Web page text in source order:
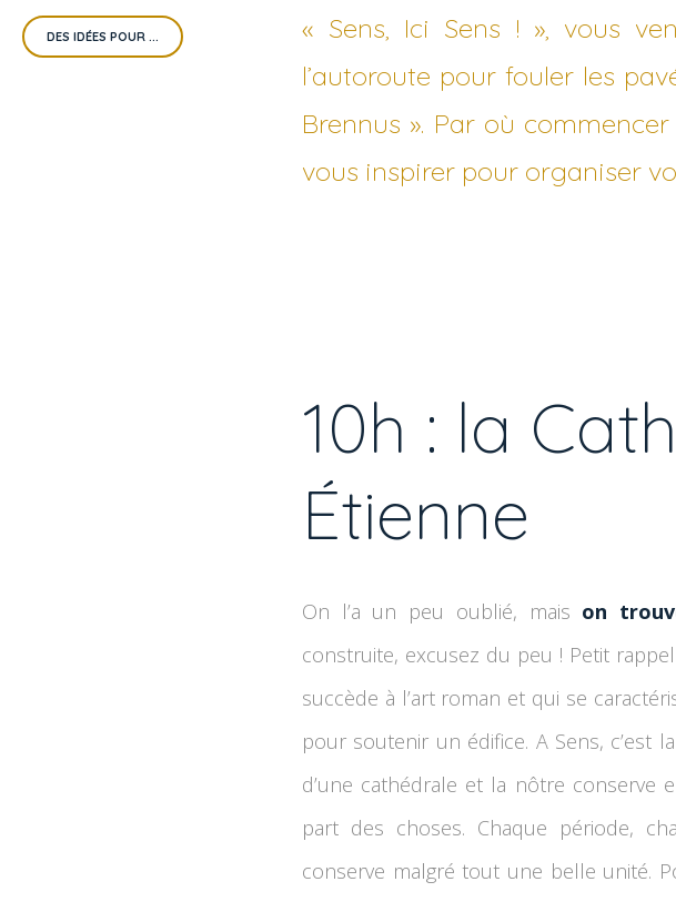
DES IDÉES POUR ...
« Sens, Ici Sens ! », vous
l’autoroute pour fouler les
Brennus ». Par où
vous inspirer pour organiser
10h : la
Étienne
On l’a un peu oublié, mais on
construite, excusez du peu ! Petit
succède à l’art roman et qui se
pour soutenir un édifice. A Sens, c’est
d’une cathédrale et la nôtre conserve
part des choses. Chaque période,
conserve malgré tout une belle unité.